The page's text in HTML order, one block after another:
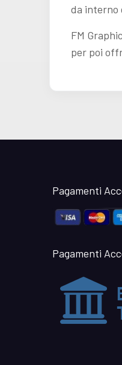
da interno
FM
per poi
Pagamenti
Pagamenti